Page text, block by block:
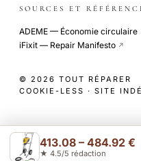
413.08 – 484.92 €
★ 4.5/5 rédaction
SOURCES ET
ADEME — Économie circulaire
iFixit — Repair Manifesto ↗
© 2026 TOUT RÉPARER
COOKIE-LESS · SITE